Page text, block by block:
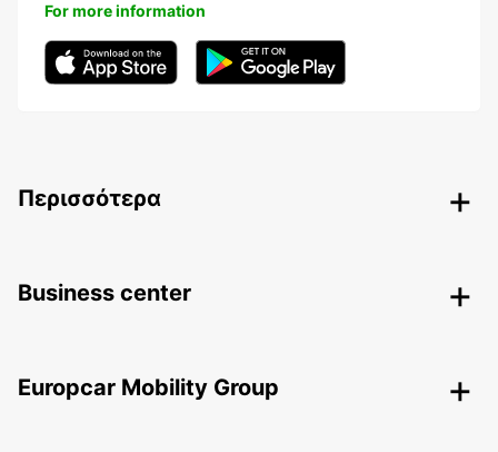
For more information
Περισσότερα
Business center
Europcar Mobility Group